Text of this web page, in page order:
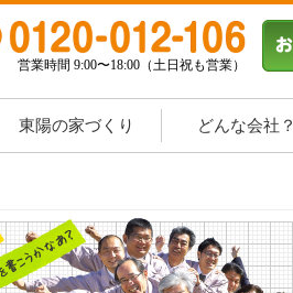
営業時間 9:00〜18:00（土日祝も営業）
東陽の家づくり どんな会社？